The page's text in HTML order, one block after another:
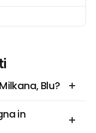
Blu?
in